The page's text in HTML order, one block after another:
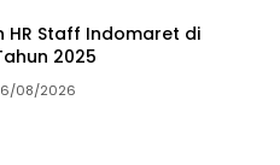
HR Staff Indomaret di
2025
08/2026